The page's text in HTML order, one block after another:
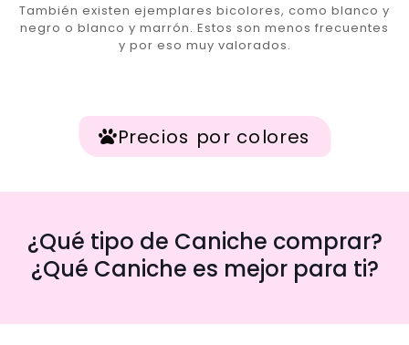
También existen ejemplares bicolores, como blanco y
negro o blanco y marrón. Estos son menos frecuentes
y por eso muy valorados.
Precios por colores
¿Qué tipo de Caniche comprar?
¿Qué Caniche es mejor para ti?